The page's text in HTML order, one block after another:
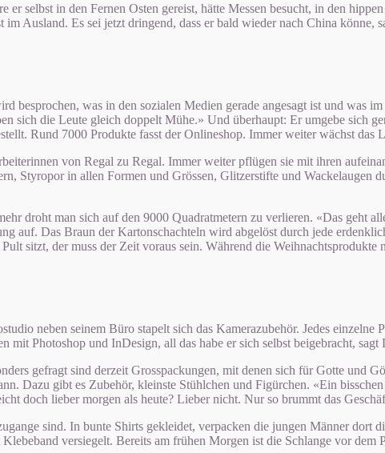
selbst in den Fernen Osten gereist, hätte Messen besucht, in den
Ausland. Es sei jetzt dringend, dass er bald wieder nach China könne,
besprochen, was in den sozialen Medien gerade angesagt ist und was
sich die Leute gleich doppelt Mühe.» Und überhaupt: Er umgebe sich
Rund 7000 Produkte fasst der Onlineshop. Immer weiter wächst das
von Regal zu Regal. Immer weiter pflügen sie mit ihren
Styropor in allen Formen und Grössen, Glitzerstifte und Wackelaugen
droht man sich auf den 9000 Quadratmetern zu verlieren. «Das geht
auf. Das Braun der Kartonschachteln wird abgelöst durch jede
sitzt, der muss der Zeit voraus sein. Während die Weihnachtsprodukte
neben seinem Büro stapelt sich das Kamerazubehör. Jedes einzelne
Photoshop und InDesign, all das habe er sich selbst beigebracht, sagt
gefragt sind derzeit Grosspackungen, mit denen sich für Gotte und
Dazu gibt es Zubehör, kleinste Stühlchen und Figürchen. «Ein
doch lieber morgen als heute? Lieber nicht. Nur so brummt das
sind. In bunte Shirts gekleidet, verpacken die jungen Männer dort
versiegelt. Bereits am frühen Morgen ist die Schlange vor dem